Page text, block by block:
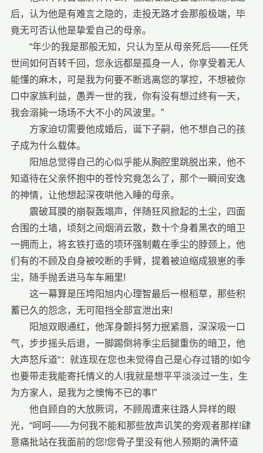
后，认为他是有难言之隐的，走投无路才会那般极端，毕
竟无可否认他是挚爱自己的母亲。
“年少的我是那般无知，只认为至从母亲死后——任凭
世间如何百转千回，您永远都是孤身一人，你享受着无人
能懂的麻木，可是我为何要不断逃离您的掌控，不想被你
口中家族利益，愚弄一世的我，你有没有想过终有一天，
我会溺毙一场场不大不小的风波里。”
方家迫切需要他成婚后，诞下子嗣，他不想自己的孩
子成为什么载体。
阳旭总觉得自己的心似乎能从胸腔里跳脱出来，他不
知道待在父亲怀抱中的苍怜究竟怎么了，那个一瞬间安逸
的神情，让他想起深夜哄他入睡的母亲。
震破耳膜的崩裂轰塌声，伴随狂风掀起的土尘，四面
合围的土墙，顷刻之间烟消云散，数十个身着黑衣的暗卫
一拥而上，将玄铁打造的项环强制戴在季尘的脖颈上，他
们有的不顾及自身被咬断的手臂，提着被迫缩成狼崽的季
尘，随手抛丢进马车车厢里!
这一幕算是压垮阳旭内心理智最后一根稻草，那些积
蓄已久的怨念，无可阻挡全部宣泄出来!
阳旭双眼通红，他浑身颤抖努力抿紧唇，深深吸一口
气，步步摇头后退，一脚踢倒将季尘后腿重伤的暗卫，他
大声怒斥道“：就连现在您也未觉得自己是心存过错的!如今
也要带走我能寄托情义的人!我就是想平平淡淡过一生，生
为方家人，是我为之懊悔不已的事!”
他自顾自的大放厥词，不顾周遭来往路人异样的眼
光，“呵呵——为何我不能和那些放声讥笑的旁观者那样!肆
意痛批站在我面前的您!您骨子里没有他人预期的满怀道